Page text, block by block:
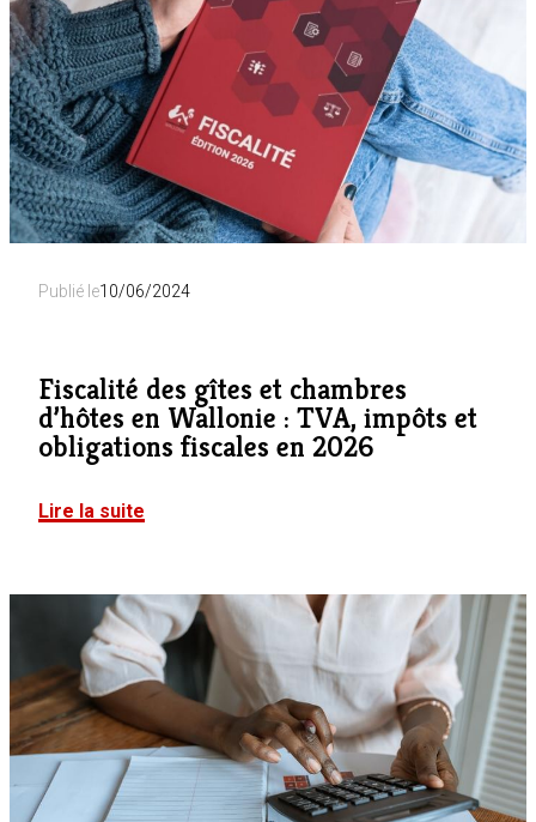
Publié le10/06/2024
Fiscalité des gîtes et chambres
d’hôtes en Wallonie : TVA, impôts et
obligations fiscales en 2026
Lire la suite